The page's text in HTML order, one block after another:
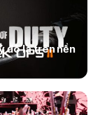
đô la trên nền